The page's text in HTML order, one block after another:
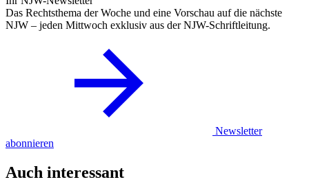
Das Rechtsthema der Woche und eine Vorschau auf die nächste
NJW – jeden Mittwoch exklusiv aus der NJW-Schriftleitung.
Newsletter
abonnieren
Auch interessant